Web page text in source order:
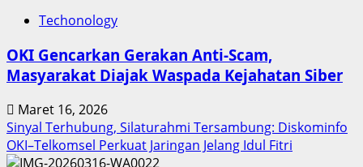
Sumut
Berbuah
Penghargaan
Nasional
Techonology
OKI Gencarkan Gerakan Anti-Scam,
Masyarakat Diajak Waspada Kejahatan Siber
Maret 16, 2026
Sinyal Terhubung, Silaturahmi Tersambung: Diskominfo
OKI–Telkomsel Perkuat Jaringan Jelang Idul Fitri